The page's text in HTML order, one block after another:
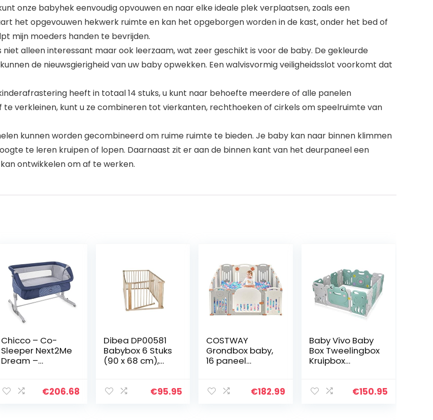
onze babyhek eenvoudig opvouwen en naar elke ideale plek verplaatsen, zoals een
het opgevouwen hekwerk ruimte en kan het opgeborgen worden in de kast, onder het bed of
mijn moeders handen te bevrijden.
niet alleen interessant maar ook leerzaam, wat zeer geschikt is voor de baby. De gekleurde
de nieuwsgierigheid van uw baby opwekken. Een walvisvormig veiligheidsslot voorkomt dat
heeft in totaal 14 stuks, u kunt naar behoefte meerdere of alle panelen
verkleinen, kunt u ze combineren tot vierkanten, rechthoeken of cirkels om speelruimte van
kunnen worden gecombineerd om ruime ruimte te bieden. Je baby kan naar binnen klimmen
te leren kruipen of lopen. Daarnaast zit er aan de binnen kant van het deurpaneel een
ontwikkelen om af te werken.
Chicco – Co-
Sleeper Next2Me
Dream –
Instelbare€206.68
Dibea DP00581
Babybox 6 Stuks
(90 x 68 cm),
€95.95
COSTWAY
Grondbox baby,
16 paneel
speelruimte met
€182.99
Baby Vivo Baby
Box Tweelingbox
Kruipbox
Veiligheidshek
€150.95